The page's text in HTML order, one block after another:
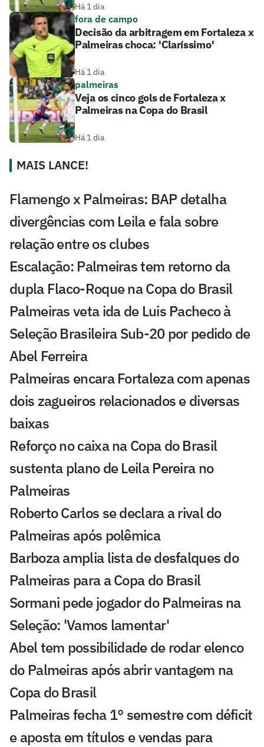
Há 1 dia
fora de campo
Decisão da arbitragem em Fortaleza x
Palmeiras choca: 'Claríssimo'
Há 1 dia
palmeiras
Veja os cinco gols de Fortaleza x
Palmeiras na Copa do Brasil
Há 1 dia
MAIS LANCE!
Flamengo x Palmeiras: BAP detalha
divergências com Leila e fala sobre
relação entre os clubes
Escalação: Palmeiras tem retorno da
dupla Flaco-Roque na Copa do Brasil
Palmeiras veta ida de Luis Pacheco à
Seleção Brasileira Sub-20 por pedido de
Abel Ferreira
Palmeiras encara Fortaleza com apenas
dois zagueiros relacionados e diversas
baixas
Reforço no caixa na Copa do Brasil
sustenta plano de Leila Pereira no
Palmeiras
Roberto Carlos se declara a rival do
Palmeiras após polêmica
Barboza amplia lista de desfalques do
Palmeiras para a Copa do Brasil
Sormani pede jogador do Palmeiras na
Seleção: 'Vamos lamentar'
Abel tem possibilidade de rodar elenco
do Palmeiras após abrir vantagem na
Copa do Brasil
Palmeiras fecha 1° semestre com déficit
e aposta em títulos e vendas para